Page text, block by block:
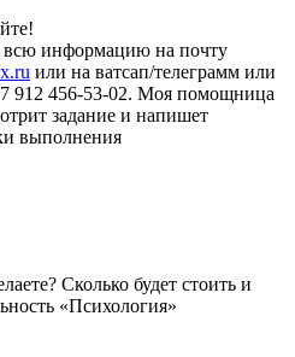
информацию на почту
или на ватсап/телеграмм или
912 456-53-02. Моя помощница
задание и напишет
выполнения
Сколько будет стоить и
«Психология»